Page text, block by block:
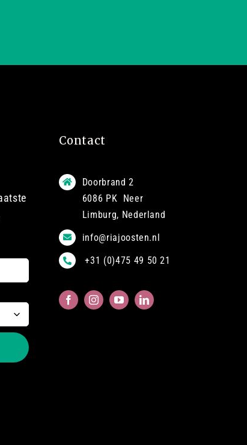
Contact
Doorbrand 2
6086 PK Neer
Limburg, Nederland
info@riajoosten.nl
+31 (0)475 49 50 21